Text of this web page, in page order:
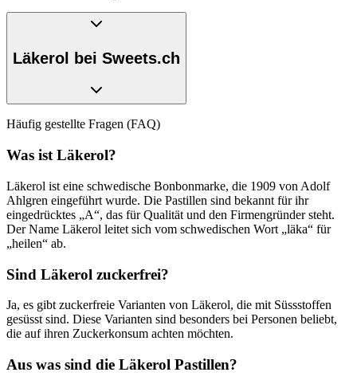
Läkerol bei Sweets.ch
Läkerol wurde in Windeseile über Schwedens Grenzen hinaus
Läkerol in allen nordischen Nachbarländern kaufen. 1913 bekamen
verwöhnen. Danach folgten die Niederlande, Polen, die USA,
Südafrika, Kolumbien, Mexiko, China und Venezuela. Bis 1939
wurde Läkerol in 35 Ländern rund um den Globus verkauft. Und
das erst noch weltweit unter dem gleichen Namen. Egal, wo man
auf der Welt eine Schachtel der schwedischen Bonbons kaufte: Sie
hiessen überall Läkerol. Heute sind die Hauptabsatzmärkte von
Läkerol Skandinavien, Belgien, Holland, Hongkong, die Schweiz
und Singapur. Läkerol gehört mittlerweile Cloetta. Der schwedische
Cloetta setzt trotz seiner Grösse alles daran, das von Adolf Ahlgren
hinterlassene Erbe zu bewahren. Dazu gehört auch, dass auf jedem
einzelnen Läkerol auch heute noch ein «A» eingedrückt ist. Dieses
zugleich.
Häufig gestellte Fragen (FAQ)
Was ist Läkerol?
Läkerol ist eine schwedische Bonbonmarke, die 1909 von Adolf
Ahlgren eingeführt wurde. Die Pastillen sind bekannt für ihr
eingedrücktes „A“, das für Qualität und den Firmengründer steht.
Der Name Läkerol leitet sich vom schwedischen Wort „läka“ für
„heilen“ ab.
Sind Läkerol zuckerfrei?
Ja, es gibt zuckerfreie Varianten von Läkerol, die mit Süssstoffen
gesüsst sind. Diese Varianten sind besonders bei Personen beliebt,
die auf ihren Zuckerkonsum achten möchten.
Aus was sind die Läkerol Pastillen?